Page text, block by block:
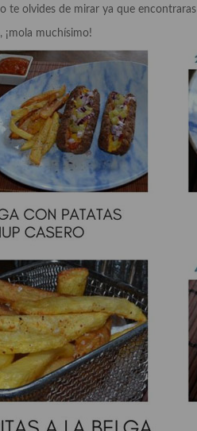
te olvides de mirar ya que
¡mola muchísimo!